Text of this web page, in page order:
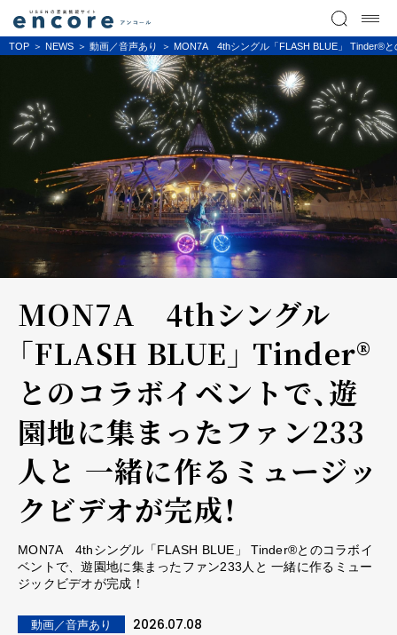
TOP NEWS 動画／音声あり MON7A 4thシングル「FLASH BLUE」 Tinder®と
MON7A 4thシングル
「FLASH BLUE」 Tinder®
とのコラボイベントで、遊
園地に集まったファン233
人と 一緒に作るミュージッ
クビデオが完成！
MON7A 4thシングル「FLASH BLUE」 Tinder®とのコラボイ
ベントで、遊園地に集まったファン233人と 一緒に作るミュー
ジックビデオが完成！
動画／音声あり 2026.07.08